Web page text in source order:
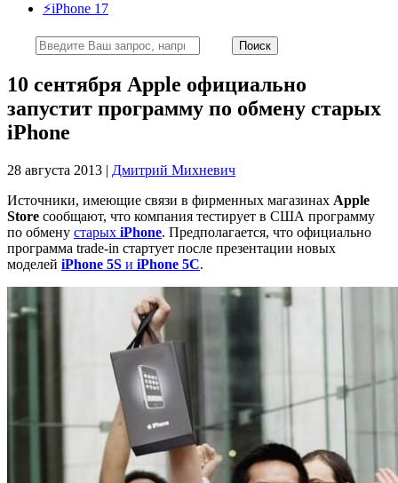
⚡️iPhone 17
10 сентября Apple официально
запустит программу по обмену старых
iPhone
28 августа 2013 | Дмитрий Михневич
Источники, имеющие связи в фирменных магазинах Apple
Store сообщают, что компания тестирует в США программу
по обмену старых iPhone. Предполагается, что официально
программа trade-in стартует после презентации новых
моделей iPhone 5S и iPhone 5C.